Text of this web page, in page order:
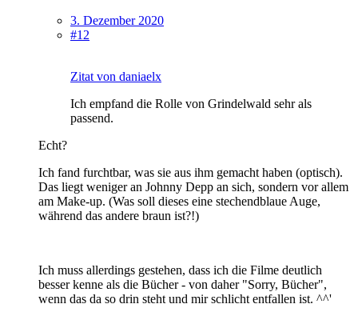
3. Dezember 2020
#12
Zitat von daniaelx
Ich empfand die Rolle von Grindelwald sehr als
passend.
Echt?
Ich fand furchtbar, was sie aus ihm gemacht haben (optisch).
Das liegt weniger an Johnny Depp an sich, sondern vor allem
am Make-up. (Was soll dieses eine stechendblaue Auge,
während das andere braun ist?!)
Ich muss allerdings gestehen, dass ich die Filme deutlich
besser kenne als die Bücher - von daher "Sorry, Bücher",
wenn das da so drin steht und mir schlicht entfallen ist. ^^'